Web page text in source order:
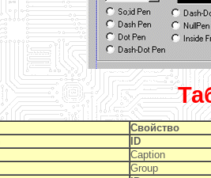
Свойство
ID
Caption
Group